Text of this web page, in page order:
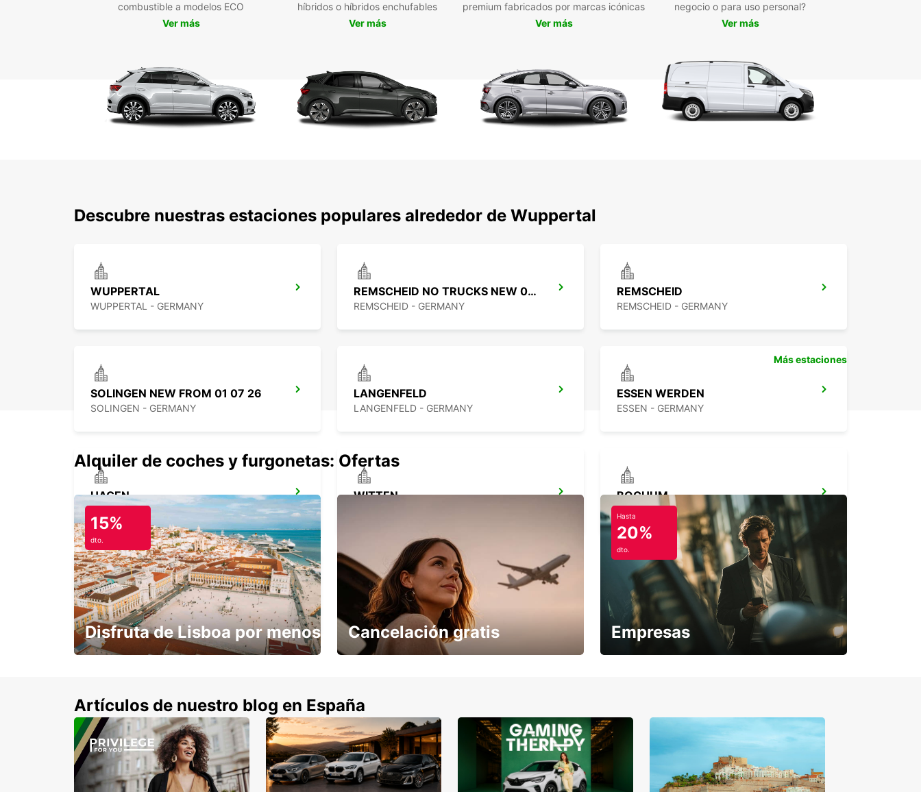
Alquiler a corto, medio o largo plazo adaptado a tus
cliente dedicada
Posibilidad de alquileres de ida para mayor
comodidad
Vehículos modernos y bien mantenidos para
servicio profesional, flexible y adaptado a la realidad
combustible a modelos ECO
Ver más
híbridos o híbridos enchufables
Ver más
premium fabricados por marcas icónicas
Ver más
negocio o para uso personal?
Ver más
Descubre nuestras estaciones populares alrededor de Wuppertal
WUPPERTAL
WUPPERTAL - GERMANY
REMSCHEID NO TRUCKS NEW 01 09 26
REMSCHEID - GERMANY
REMSCHEID
REMSCHEID - GERMANY
SOLINGEN NEW FROM 01 07 26
SOLINGEN - GERMANY
LANGENFELD
LANGENFELD - GERMANY
ESSEN WERDEN
ESSEN - GERMANY
HAGEN
HAGEN - GERMANY
WITTEN BOCHUM
BOCHUM - GERMANY
RATINGEN
RATINGEN - GERMANY
Más estaciones
Alquiler de coches y furgonetas: Ofertas
15%
dto.
Disfruta de Lisboa por menos Cancelación gratis
Hasta
20%
dto.
Empresas
Artículos de nuestro blog en España